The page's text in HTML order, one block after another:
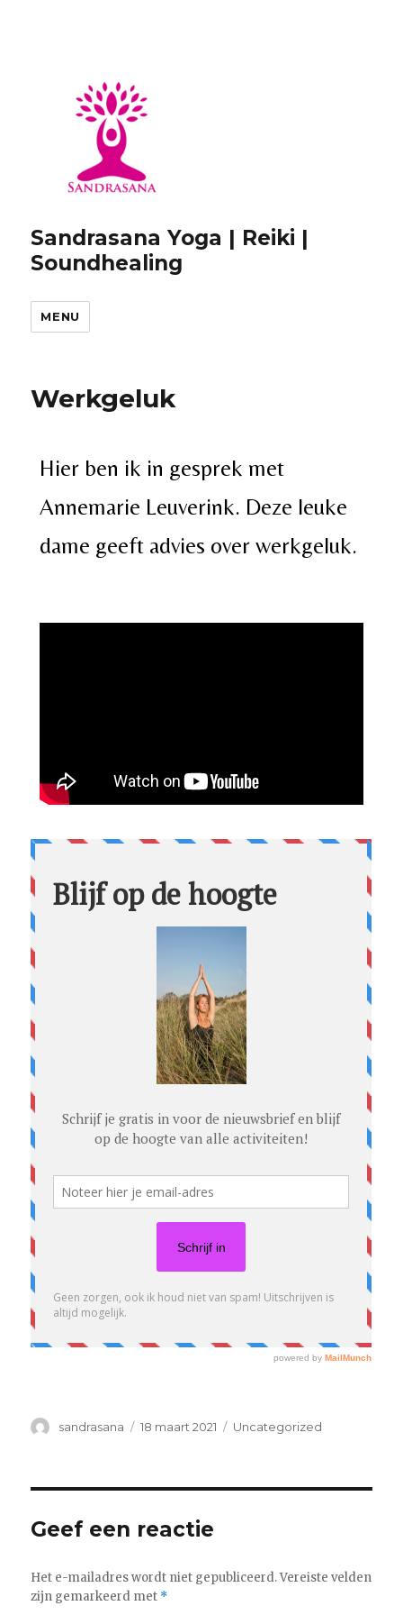
Sandrasana Yoga | Reiki |
Soundhealing
MENU
Werkgeluk
Hier ben ik in gesprek met
Annemarie Leuverink. Deze leuke
dame geeft advies over werkgeluk.
sandrasana 18 maart 2021 Uncategorized
Geef een reactie
Het e-mailadres wordt niet gepubliceerd. Vereiste velden
zijn gemarkeerd met *